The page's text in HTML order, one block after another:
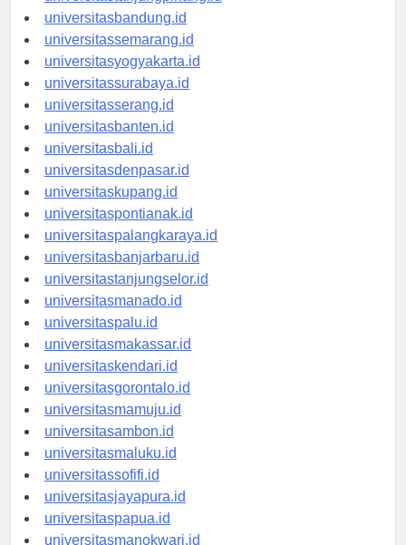
universitastanjungpinang.id
universitasbandung.id
universitassemarang.id
universitasyogyakarta.id
universitassurabaya.id
universitasserang.id
universitasbanten.id
universitasbali.id
universitasdenpasar.id
universitaskupang.id
universitaspontianak.id
universitaspalangkaraya.id
universitasbanjarbaru.id
universitastanjungselor.id
universitasmanado.id
universitaspalu.id
universitasmakassar.id
universitaskendari.id
universitasgorontalo.id
universitasmamuju.id
universitasambon.id
universitasmaluku.id
universitassofifi.id
universitasjayapura.id
universitaspapua.id